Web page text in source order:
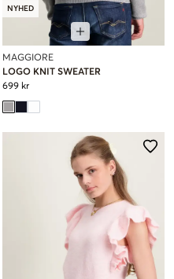
NYHED
MAGGIORE
LOGO KNIT SWEATER
699 kr